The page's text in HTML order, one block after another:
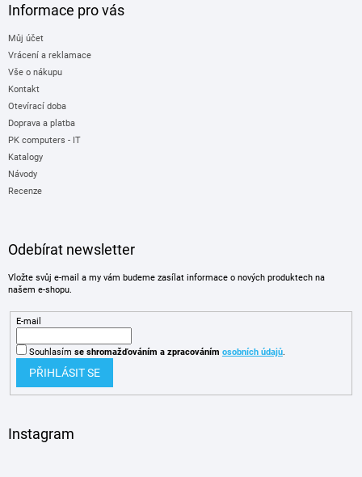
Informace pro vás
Můj účet
Vrácení a reklamace
Vše o nákupu
Kontakt
Otevírací doba
Doprava a platba
PK computers - IT
Katalogy
Návody
Recenze
Odebírat newsletter
Vložte svůj e-mail a my vám budeme zasílat informace o nových produktech na
našem e-shopu.
E-mail
Souhlasím se shromažďováním a zpracováním osobních údajů.
PŘIHLÁSIT SE
Instagram